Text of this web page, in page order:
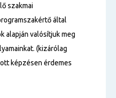
szakmai
által
alapján valósítjuk meg
(kizárólag
képzésen érdemes